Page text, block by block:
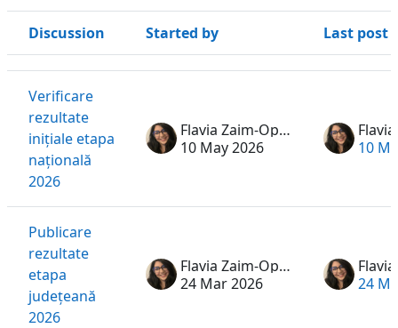
Status
Discussion Started by Last post
Verificare
rezultate
inițiale etapa
națională
2026
Flavia Zaim-Oprea
10 May 2026
10
Publicare
rezultate
etapa
județeană
2026
Flavia Zaim-Oprea
24 Mar 2026
24